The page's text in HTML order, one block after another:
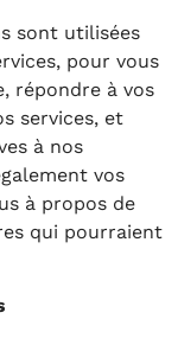
sont utilisées
pour vous
répondre à vos
services, et
à nos
vos
à propos de
qui pourraient